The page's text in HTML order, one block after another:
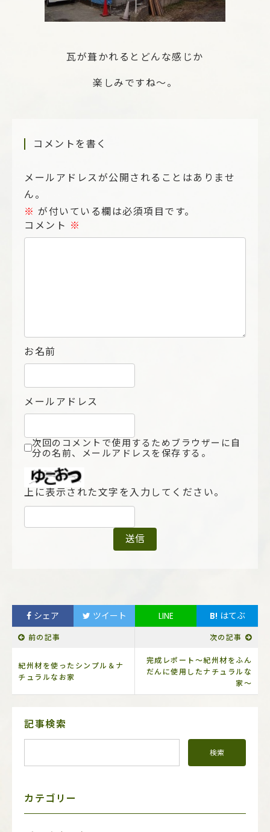
瓦が葺かれるとどんな感じか
楽しみですね～。
コメントを書く
メールアドレスが公開されることはありませ
ん。
※ が付いている欄は必須項目です。
コメント ※
お名前
メールアドレス
次回のコメントで使用するためブラウザーに自
分の名前、メールアドレスを保存する。
上に表示された文字を入力してください。
シェア ツイート LINE B! はてぶ
前の記事
紀州材を使ったシンプル＆ナ
チュラルなお家
次の記事
完成レポート～紀州材をふん
だんに使用したナチュラルな
家～
サ
ニ
記事検索
カテゴリー